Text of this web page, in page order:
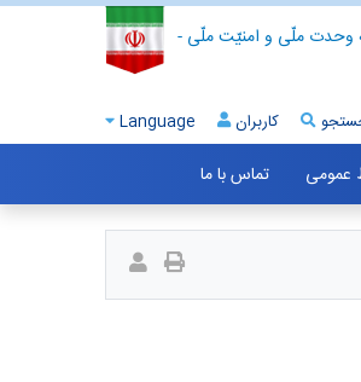
وحدت ملّی و امنیّت ملّی -
Language کاربران
عمومی تماس با ما